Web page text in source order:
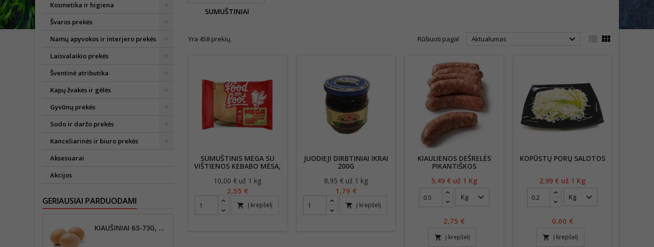
Kosmetika ir higiena
Švaros prekės
Namų apyvokos ir interjero prekės
Laisvalaikio prekės
Šventinė atributika
Kapų žvakės ir gėlės
Gyvūnų prekės
Sodo ir daržo prekės
Kanceliarinės ir biuro prekės
Aksesuarai
Akcijos
GERIAUSIAI PARDUODAMI
KIAUŠINIAI 63-73G, DYDIS L,10VNT
SUMUŠTINIAI
Yra 458 prekių. Rūšiuoti pagal Aktualumas  
SUMUŠTINIS MEGA SU
VIŠTIENOS KEBABO MĖSA,
IR ŠVELNIAI AŠTRIU
PADAŽU, 255G
Kaina
10,00 € už 1 kg
2,55 €
shopping_cart Į krepšelį
JUODIEJI DIRBTINIAI IKRAI
200G
Kaina
8,95 € už 1 kg
1,79 €
shopping_cart Į krepšelį
KIAULIENOS DEŠRELĖS
PIKANTIŠKOS
Kaina
5,49€ už 1 Kg
2,75 €
shopping_cart Į krepšelį
KOPŪSTŲ PORŲ SALOTOS
Kaina
2,99 € už 1 Kg
0,60 €
shopping_cart Į krepšelį